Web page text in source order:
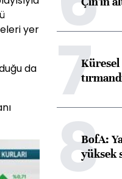
yer
da
7Küresel
8
BofA:
yüksek